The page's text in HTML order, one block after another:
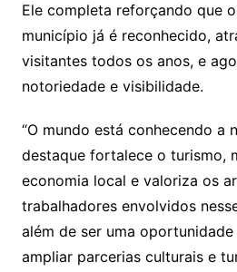
Ele completa reforçando que
município já é reconhecido,
visitantes todos os anos, e
notoriedade e visibilidade.
“O mundo está conhecendo a
destaque fortalece o turismo,
economia local e valoriza os
trabalhadores envolvidos
além de ser uma
ampliar parcerias culturais e